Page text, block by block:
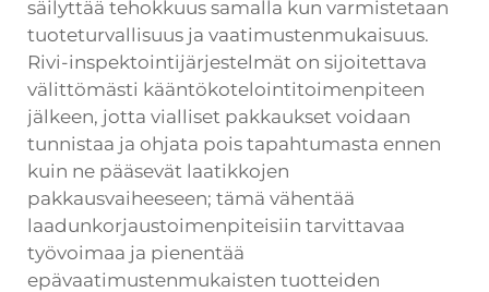
säilyttää tehokkuus samalla kun varmistetaan
tuoteturvallisuus ja vaatimustenmukaisuus.
Rivi-inspektointijärjestelmät on sijoitettava
välittömästi kääntökotelointitoimenpiteen
jälkeen, jotta vialliset pakkaukset voidaan
tunnistaa ja ohjata pois tapahtumasta ennen
kuin ne pääsevät laatikkojen
pakkausvaiheeseen; tämä vähentää
laadunkorjaustoimenpiteisiin tarvittavaa
työvoimaa ja pienentää
epävaatimustenmukaisten tuotteiden